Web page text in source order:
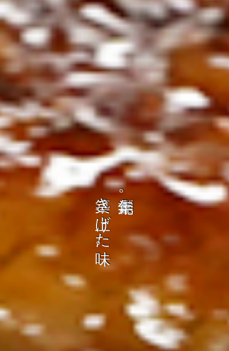
の
を
、
ト
コ
ト
ン
し
む